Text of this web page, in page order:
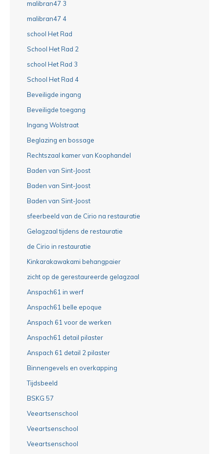
malibran47 3
malibran47 4
school Het Rad
School Het Rad 2
school Het Rad 3
School Het Rad 4
Beveiligde ingang
Beveiligde toegang
Ingang Wolstraat
Beglazing en bossage
Rechtszaal kamer van Koophandel
Baden van Sint-Joost
Baden van Sint-Joost
Baden van Sint-Joost
sfeerbeeld van de Cirio na restauratie
Gelagzaal tijdens de restauratie
de Cirio in restauratie
Kinkarakawakami behangpaier
zicht op de gerestaureerde gelagzaal
Anspach61 in werf
Anspach61 belle epoque
Anspach 61 voor de werken
Anspach61 detail pilaster
Anspach 61 detail 2 pilaster
Binnengevels en overkapping
Tijdsbeeld
BSKG 57
Veeartsenschool
Veeartsenschool
Veeartsenschool